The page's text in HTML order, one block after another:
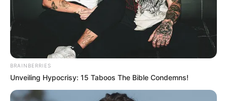
BRAINBERRIES
Unveiling Hypocrisy: 15 Taboos The Bible Condemns!